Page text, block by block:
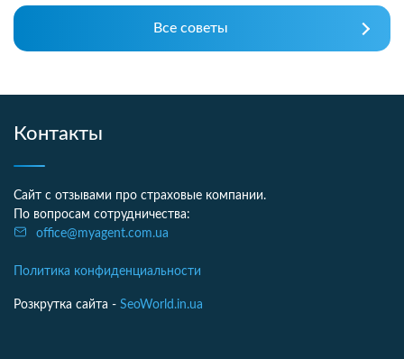
Все советы
Контакты
Сайт с отзывами про страховые компании.
По вопросам сотрудничества:
office@myagent.com.ua
Политика конфиденциальности
Розкрутка сайта - SeoWorld.in.ua